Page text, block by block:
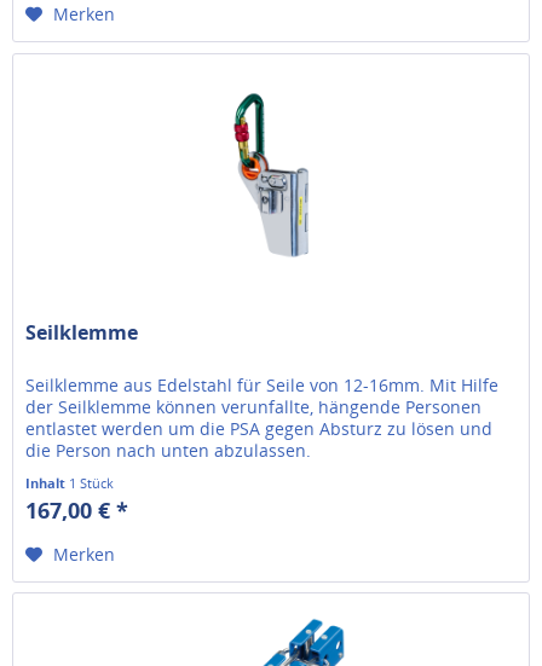
Merken
Seilklemme
Seilklemme aus Edelstahl für Seile von 12-16mm. Mit Hilfe
der Seilklemme können verunfallte, hängende Personen
entlastet werden um die PSA gegen Absturz zu lösen und
die Person nach unten abzulassen.
Inhalt 1 Stück
167,00 € *
Merken